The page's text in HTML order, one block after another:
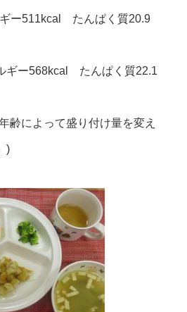
ギー511kcal たんぱく質20.9
ギー568kcal たんぱく質22.1
齢によって盛り付け量を変え
)